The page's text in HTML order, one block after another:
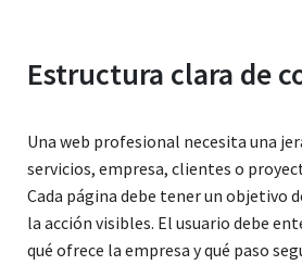
Estructura clara de
Una web profesional necesita una
servicios, empresa, clientes o
Cada página debe tener un objetivo
la acción visibles. El usuario debe
qué ofrece la empresa y qué paso